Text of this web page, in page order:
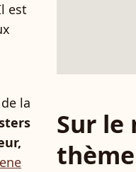
est
la
Sur le
thème